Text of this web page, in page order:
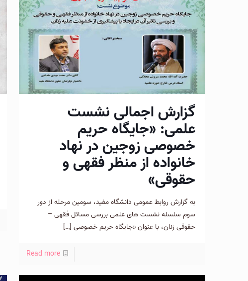
گزارش اجمالی نشست
علمی: «جايگاه حريم
خصوصی زوجين در نهاد
خانواده از منظر فقهی و
حقوقی»
به گزارش روابط عمومی دانشگاه مفيد، سومين مرحله از دور
سوم سلسله نشست های علمی بررسی مسائل فقهی –
حقوقی زنان، با عنوان «جايگاه حريم خصوصی[…]
Read more